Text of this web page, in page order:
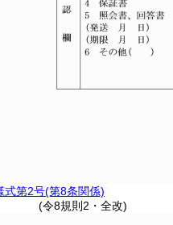
式第2号(第8条関係)
(令8規則2・全改)